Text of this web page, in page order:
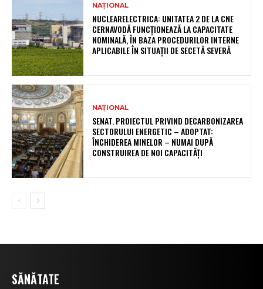
NAȚIONAL
NUCLEARELECTRICA: UNITATEA 2 DE LA CNE
CERNAVODĂ FUNCȚIONEAZĂ LA CAPACITATE
NOMINALĂ, ÎN BAZA PROCEDURILOR INTERNE
APLICABILE ÎN SITUAȚII DE SECETĂ SEVERĂ
NAȚIONAL
SENAT. PROIECTUL PRIVIND DECARBONIZAREA
SECTORULUI ENERGETIC – ADOPTAT:
ÎNCHIDEREA MINELOR – NUMAI DUPĂ
CONSTRUIREA DE NOI CAPACITĂȚI
SĂNĂTATE